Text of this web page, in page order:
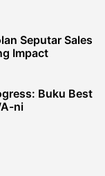
Seputar Sales
Impact
Buku Best
ni